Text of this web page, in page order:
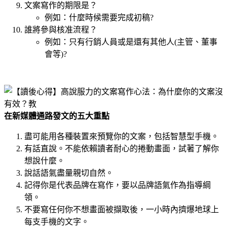
文案寫作的期限是？
​​​​​​​例如：什麼時候需要完成初稿?
誰將參與核准流程？
​​​​​​​​​​​​​​例如：只有行銷人員或是還有其他人(主管、董事
會等)?​​​​​​​
在新媒體通路發文的五大重點
盡可能用各種裝置來預覽你的文案，包括智慧型手機。
有話直說。不能依賴讀者耐心的捲動畫面，試著了解你
想說什麼。
說話語氣盡量親切自然。
記得你是代表品牌在寫作，要以品牌語氣作為指導綱
領。
不要寫任何你不想畫面被擷取後，一小時內擠爆地球上
每支手機的文字。